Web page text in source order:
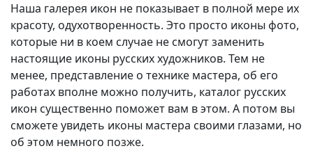
Наша галерея икон не показывает в полной мере их
красоту, одухотворенность. Это просто иконы фото,
которые ни в коем случае не смогут заменить
настоящие иконы русских художников. Тем не
менее, представление о технике мастера, об его
работах вполне можно получить, каталог русских
икон существенно поможет вам в этом. А потом вы
сможете увидеть иконы мастера своими глазами, но
об этом немного позже.